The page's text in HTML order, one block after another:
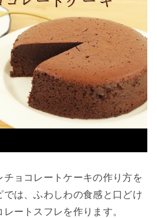
ョコレートケーキの作り方を
は、ふわしわの食感と口どけ
ートスフレを作ります。